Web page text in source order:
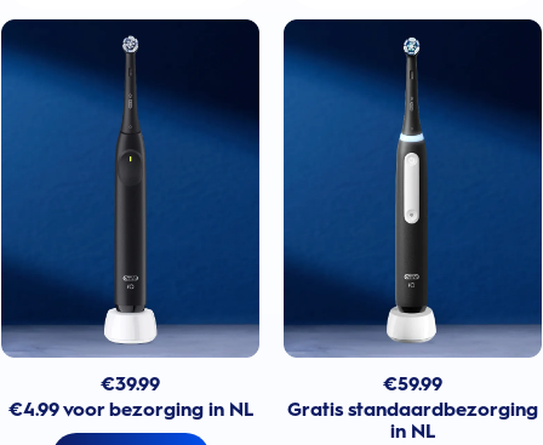
€39.99
€4.99 voor bezorging in NL
€59.99
Gratis standaardbezorging
in NL